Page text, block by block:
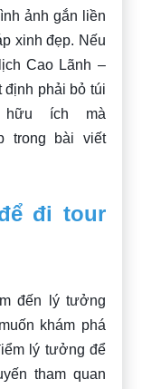
ảnh gắn liền
xinh đẹp. Nếu
Cao Lãnh –
phải bỏ túi
hữu ích mà
trong bài viết
đi tour
đến lý tưởng
khám phá
lý tưởng để
tham quan